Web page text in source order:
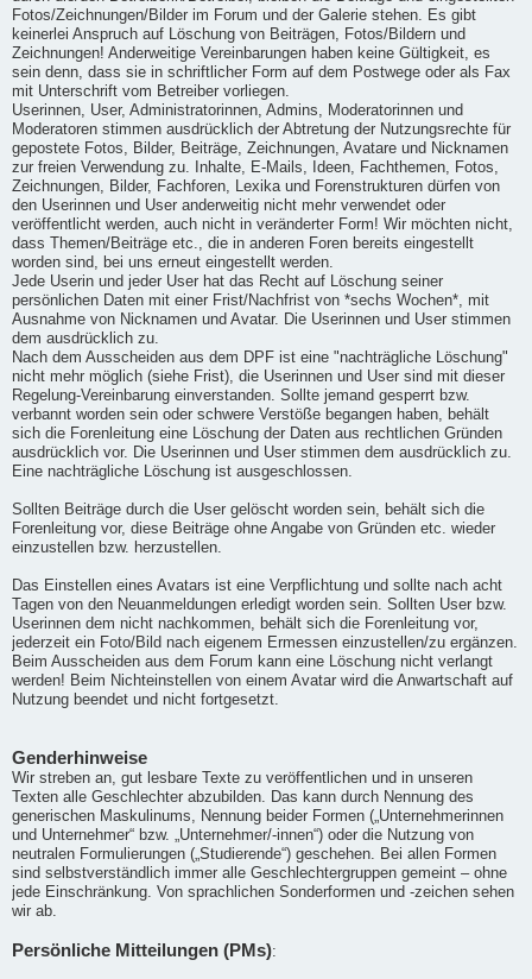
Fotos/Zeichnungen/Bilder im Forum und der Galerie stehen. Es gibt
keinerlei Anspruch auf Löschung von Beiträgen, Fotos/Bildern und
Zeichnungen! Anderweitige Vereinbarungen haben keine Gültigkeit, es
sein denn, dass sie in schriftlicher Form auf dem Postwege oder als Fax
mit Unterschrift vom Betreiber vorliegen.
Userinnen, User, Administratorinnen, Admins, Moderatorinnen und
Moderatoren stimmen ausdrücklich der Abtretung der Nutzungsrechte für
gepostete Fotos, Bilder, Beiträge, Zeichnungen, Avatare und Nicknamen
zur freien Verwendung zu. Inhalte, E-Mails, Ideen, Fachthemen, Fotos,
Zeichnungen, Bilder, Fachforen, Lexika und Forenstrukturen dürfen von
den Userinnen und User anderweitig nicht mehr verwendet oder
veröffentlicht werden, auch nicht in veränderter Form! Wir möchten nicht,
dass Themen/Beiträge etc., die in anderen Foren bereits eingestellt
worden sind, bei uns erneut eingestellt werden.
Jede Userin und jeder User hat das Recht auf Löschung seiner
persönlichen Daten mit einer Frist/Nachfrist von *sechs Wochen*, mit
Ausnahme von Nicknamen und Avatar. Die Userinnen und User stimmen
dem ausdrücklich zu.
Nach dem Ausscheiden aus dem DPF ist eine "nachträgliche Löschung"
nicht mehr möglich (siehe Frist), die Userinnen und User sind mit dieser
Regelung-Vereinbarung einverstanden. Sollte jemand gesperrt bzw.
verbannt worden sein oder schwere Verstöße begangen haben, behält
sich die Forenleitung eine Löschung der Daten aus rechtlichen Gründen
ausdrücklich vor. Die Userinnen und User stimmen dem ausdrücklich zu.
Eine nachträgliche Löschung ist ausgeschlossen.
Sollten Beiträge durch die User gelöscht worden sein, behält sich die
Forenleitung vor, diese Beiträge ohne Angabe von Gründen etc. wieder
einzustellen bzw. herzustellen.
Das Einstellen eines Avatars ist eine Verpflichtung und sollte nach acht
Tagen von den Neuanmeldungen erledigt worden sein. Sollten User bzw.
Userinnen dem nicht nachkommen, behält sich die Forenleitung vor,
jederzeit ein Foto/Bild nach eigenem Ermessen einzustellen/zu ergänzen.
Beim Ausscheiden aus dem Forum kann eine Löschung nicht verlangt
werden! Beim Nichteinstellen von einem Avatar wird die Anwartschaft auf
Nutzung beendet und nicht fortgesetzt.
Genderhinweise
Wir streben an, gut lesbare Texte zu veröffentlichen und in unseren
Texten alle Geschlechter abzubilden. Das kann durch Nennung des
generischen Maskulinums, Nennung beider Formen („Unternehmerinnen
und Unternehmer“ bzw. „Unternehmer/-innen“) oder die Nutzung von
neutralen Formulierungen („Studierende“) geschehen. Bei allen Formen
sind selbstverständlich immer alle Geschlechtergruppen gemeint – ohne
jede Einschränkung. Von sprachlichen Sonderformen und -zeichen sehen
wir ab.
Persönliche Mitteilungen (PMs):